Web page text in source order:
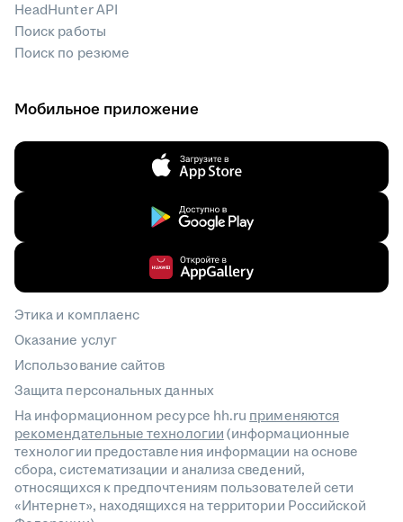
HeadHunter API
Поиск работы
Поиск по резюме
Мобильное приложение
Этика и комплаенс
Оказание услуг
Использование сайтов
Защита персональных данных
На информационном ресурсе hh.ru применяются
рекомендательные технологии(информационные
технологии предоставления информации на основе
сбора, систематизации и анализа сведений,
относящихся к предпочтениям пользователей сети
«Интернет», находящихся на территории Российской